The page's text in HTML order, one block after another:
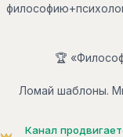
🏆
Ломай шаблоны.
Канал